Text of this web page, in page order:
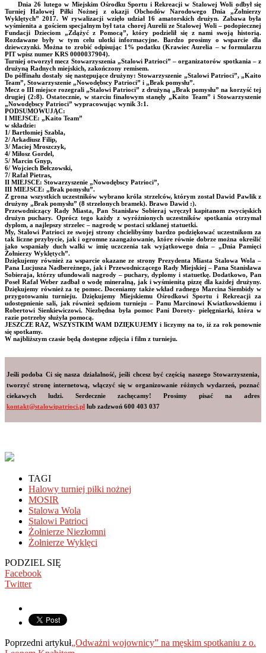
Dnia 26 lutego w Miejskim Ośrodku Sportu i Rekreacji w Stalowej Woli odbył się
Turniej Halowej Piłki Nożnej z okazji Obchodów Narodowego Dnia „Żołnierzy
Wyklętych” 2017. W rywalizacji wzięło udział 16 amatorskich drużyn. Zabawa była
wyśmienita a gościem specjalnym był tata chorej Aurelii ze Stalowej Woli – podopiecznej
Fundacji Dzieciom „Zdążyć z Pomocą”, który podzielił się z nami swoją historią.
Rozdawane były w tym celu ulotki informacyjne. Bardzo prosimy o wsparcie dla
dziewczynki. Można to zrobić odpisując 1% podatku (Krawiec Aurelia – w formularzu
PIT wpisz numer KRS 0000037904).
Turniej otworzył mecz Stowarzyszenia „Stalowi Patrioci” – organizatorów spotkania – z
drużyną Radnych miejskich, zakończony remisem.
Do półfinału dostały się następujące drużyny: Stowarzyszenie „Stalowi Patrioci”, „Kaito
Team”, Stowarzyszenie „Nowodębscy Patrioci” i „Brak pomysłu”.
Mecz o III miejsce rozegrali „Stalowi Patrioci” z drużyną „Brak pomysłu” na korzyść tej
drugiej (2:8). Ostatecznie, w starciu finałowym stanęły „Kaito Team” i Stowarzyszenie
„Nowodębscy Patrioci” wypracowując wynik 3:1.
PODSUMOWUJĄC:
I MIEJSCE: „Kaito Team”
w składzie:
1/ Bartłomiej Szabla,
2/ Arkadiusz Filip,
3/ Maciej Mroszczyk,
4/ Miłosz Gordel,
5/ Marcin Gnyp,
6/ Wojciech Bełczowski,
7/ Rafał Pietras,
II MIEJSCE: Stowarzyszenie „Nowodębscy Patrioci”,
III MIEJSCE: „Brak pomysłu”.
Z grona wszystkich uczestników wybrano króla strzelców, którym został Dawid Pawlik z
drużyny „Brak pomysłu” (8 strzelonych bramek). Brawo Dawid :).
Przewodniczący Rady Miasta, Pan Stanisław Sobieraj wręczył kapitanom zwycięskich
drużyn puchary. Oprócz tego każdy z wyróżnionych uczestników spotkania otrzymał
dyplom, a najlepszy strzelec – nagrodę w postaci szklanej statuetki.
My, Stalowi Patrioci ze swojej strony chcielibyśmy bardzo podziękować uczestnikom za
tak liczne przybycie, jak i ogromne zaangażowanie, które równie dobrze można określić
jako wspaniały duch walki w imię uczczenia tak wyjątkowego dnia – „Dnia Pamięci
Żołnierzy Wyklętych”.
Dziękujemy również za wsparcie okazane ze strony Prezydenta Miasta Stalowa Wola –
Pana Lucjusza Nadbereżnego, jak i Przewodniczącego Rady Miejskiej – Pana Stanisława
Sobieraja, którzy ufundowali nagrody – puchary, dyplomy i statuetkę. Dodatkowo, Pan
Poseł Rafał Weber zadbał o wodę mineralną, jak i wyśmienitą pizzę dla każdej drużyny.
Dziękujemy również za tę pomoc. Doceniamy także wkład radnego Marcina Siembidy w
przygotowaniu turnieju. Dziękujemy Miejskiemu Ośrodkowi Sportu i Rekreacji za
udostępnienie sali, jak również sędziom turnieju – Panu Marcinowi Kwiatkowskiemu i
Robertowi Sienkiewiczowi. Niezbędna była pomoc Pani Doroty- pielęgniarki, która w
razie potrzeby służyła pomocą.
JESZCZE RAZ, WSZYSTKIM WAM DZIĘKUJEMY i liczymy na to, iż za rok ponownie
się spotkamy.
W najbliższym czasie będą dostępne zdjęcia i film z turnieju.
Jeśli podoba Ci się nasza działalność, jeśli chcesz być częścią naszego Stowarzyszenia,
tworzyć stronę internetową, włączyć się w organizowanie różnych wydarzeń, poznać
ciekawych ludzi. Serdecznie zachęcamy! Prosimy pisać na adres
kontakt@stalowipatrioci.pl lub zadzwoń 600 403 037
TAGI
Halowy turniej piłki nożnej
MOSIR
Stalowa Wola
Stalowi Patrioci
Żołnierze Niezłomni
Żołnierze Wyklęci
PODZIEL SIĘ
Facebook
Twitter
Poprzedni artykuł„Odważni wojownicy” na męskim spotkaniu z o.